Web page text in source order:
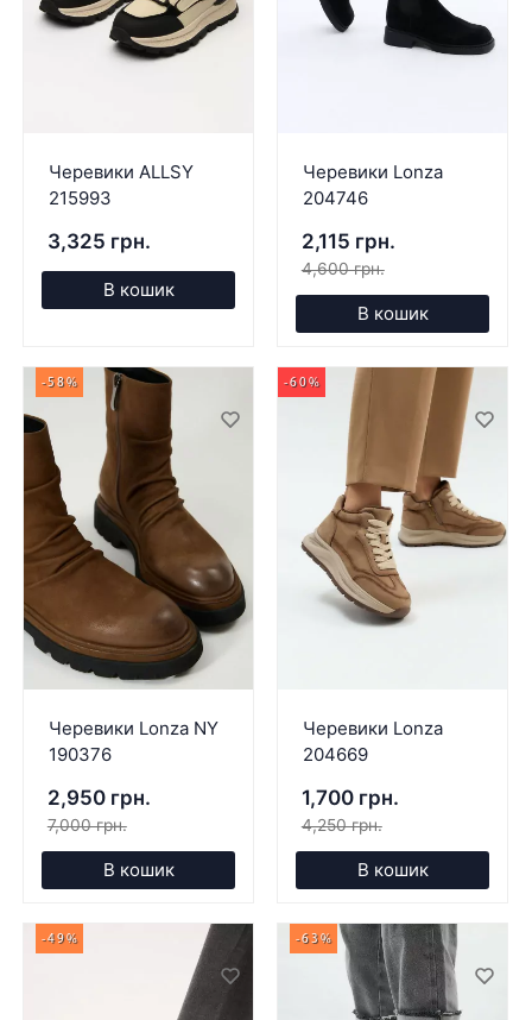
Черевики ALLSY
215993
3,325 грн.
В кошик
Черевики Lonza
204746
2,115 грн.
4,600 грн.
В кошик
-58%
Черевики Lonza NY
190376
2,950 грн.
7,000 грн.
В кошик
-60%
Черевики Lonza
204669
1,700 грн.
4,250 грн.
В кошик
-49% -63%